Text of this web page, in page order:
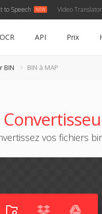
to Speech Video Translator
OCR API Prix
BIN BIN à MAP
vos fichiers